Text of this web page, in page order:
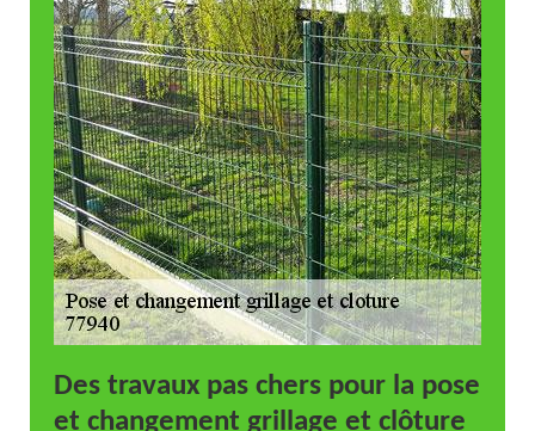
Des travaux pas chers pour la pose
et changement grillage et clôture